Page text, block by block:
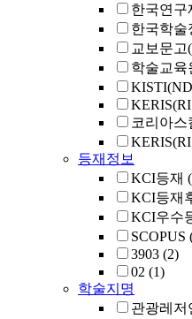
한국연구
한국학술
교보문고
학술교육
코리아
등재정보
KCI등재
KCI등재
KCI우수
SCOPUS
3903 (2)
02 (1)
학술지명
관광레저